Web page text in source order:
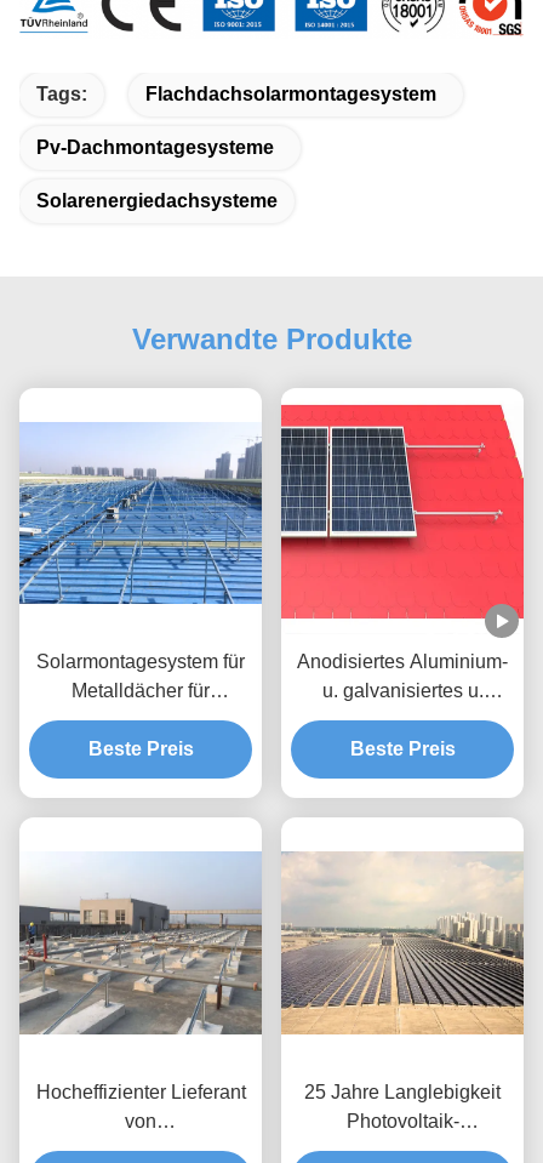
Tags: Flachdachsolarmontagesystem
Pv-Dachmontagesysteme
Solarenergiedachsysteme
Verwandte Produkte
Solarmontagesystem für
Metalldächer für
Gewerbe- und
Industrieobjekte
Beste Preis
Anodisiertes Aluminium-
u. galvanisiertes u.
rostfreies Fliesen-
Sonnenkollektor-Dach,
das Systeme anbringt
Beste Preis
Hocheffizienter Lieferant
von
Solarmontagestrukturen
25 Jahre Langlebigkeit
Photovoltaik-
Dachmontage